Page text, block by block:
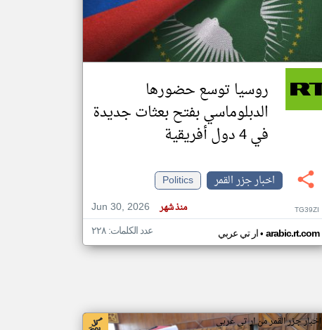
تغيير الدولة
اخبار جزر القمر على مدار الساعة
أهم اخبار جزر القمر العاجلة والمباشرة
روسيا توسع حضورها
الدبلوماسي بفتح بعثات جديدة
في 4 دول أفريقية
اخبار جزر القمر
Politics
Jun 30, 2026
منذ شهر TG39ZI
ار تي عربي• arabic.rt.com عدد الكلمات: ٢٢٨
اخبار جزر القمر من ار تي عربي
klyoum.com